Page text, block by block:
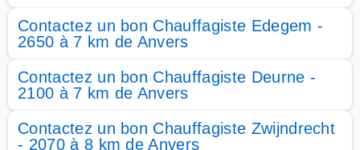
Contactez un bon Chauffagiste Edegem -
2650 à 7 km de Anvers
Contactez un bon Chauffagiste Deurne -
2100 à 7 km de Anvers
Contactez un bon Chauffagiste Zwijndrecht
- 2070 à 8 km de Anvers